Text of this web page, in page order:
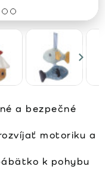
a bezpečné
motoriku a
k pohybu